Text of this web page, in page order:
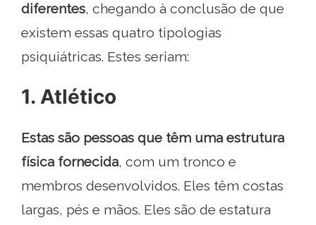
diferentes, chegando à conclusão de que
existem essas quatro tipologias
psiquiátricas. Estes seriam:
1. Atlético
Estas são pessoas que têm uma estrutura
física fornecida, com um tronco e
membros desenvolvidos. Eles têm costas
largas, pés e mãos. Eles são de estatura